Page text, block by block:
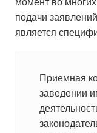
момент во
подачи
является
Приемная
заведении